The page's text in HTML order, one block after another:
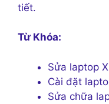
tiết.
Từ Khóa:
Sửa laptop
Cài đặt
Sửa chữa